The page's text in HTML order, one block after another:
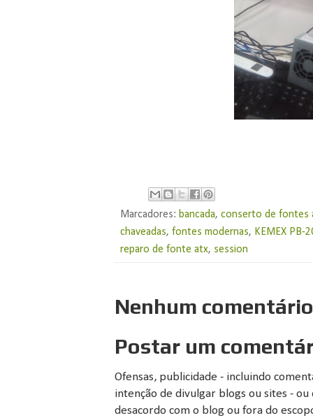
Marcadores: bancada,conserto de fontes
chaveadas,fontes modernas, KEMEX PB-
reparo de fonte atx, session
Nenhum
Postar um
Ofensas, publicidade - incluindo
intenção de divulgar blogs ou sites -
desacordo com o blog ou fora do